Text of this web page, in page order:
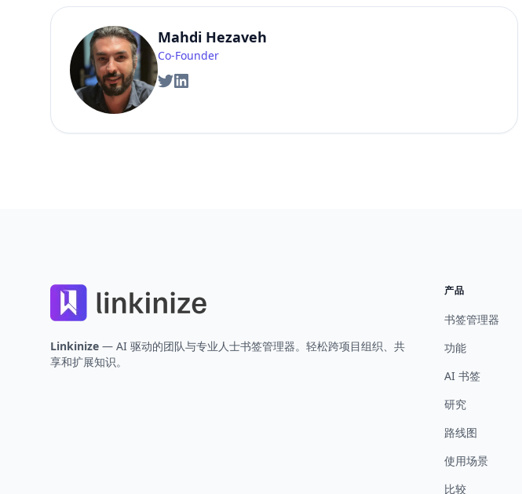
Mahdi Hezaveh
Co-Founder
TwitterLinkedIn
Linkinize — AI 驱动的团队与专业人士书签管理器。轻松跨项目组织、共
享和扩展知识。
产品
书签管理器
功能
AI 书签
研究
路线图
使用场景
比较